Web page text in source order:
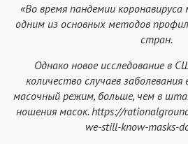
«Во время пандемии
одним из основных методов
стран.
Однако новое исследование в
количество случаев
масочный режим, больше, чем в
ношения масок. https://
we-still-know-masks-